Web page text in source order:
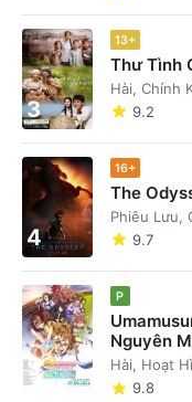
3
13+
Thư Tình
Hài, Chính
9.2
4
16+
The
Phiêu Lưu,
9.7
5
P
Nguyên
Hài, Hoạt
9.8